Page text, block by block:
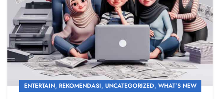
ENTERTAIN, REKOMENDASI, UNCATEGORIZED, WHAT'S NEW